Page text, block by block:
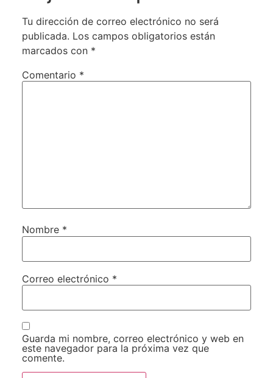
Tu dirección de correo electrónico no será
publicada. Los campos obligatorios están
marcados con *
Comentario *
Nombre *
Correo electrónico *
Guarda mi nombre, correo electrónico y web en
este navegador para la próxima vez que
comente.